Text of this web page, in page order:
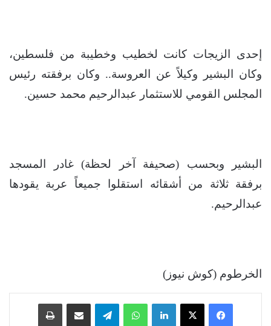
إحدى الزيجات كانت لخطيب وخطيبة من فلسطين،
وكان البشير وكيلاً عن العروسة.. وكان برفقته رئيس
المجلس القومي للاستثمار عبدالرحيم محمد حسين.
البشير وبحسب (صحيفة آخر لحظة) غادر المسجد
برفقة ثلاثة من أشقائه استقلوا جميعاً عربة يقودها
عبدالرحيم.
الخرطوم (كوش نيوز)
فيسبوك ‫X لينكدإن واتساب تيلقرام